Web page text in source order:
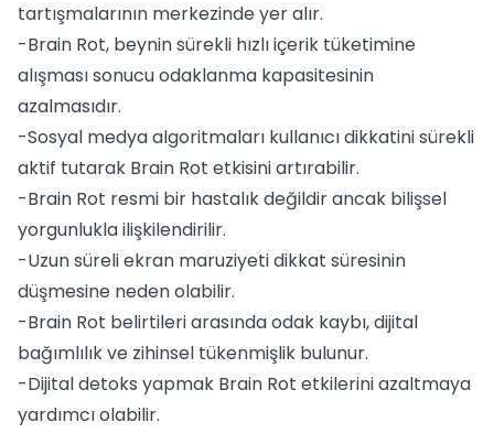
tartışmalarının merkezinde yer alır.
-Brain Rot, beynin sürekli hızlı içerik tüketimine
alışması sonucu odaklanma kapasitesinin
azalmasıdır.
-Sosyal medya algoritmaları kullanıcı dikkatini sürekli
aktif tutarak Brain Rot etkisini artırabilir.
-Brain Rot resmi bir hastalık değildir ancak bilişsel
yorgunlukla ilişkilendirilir.
-Uzun süreli ekran maruziyeti dikkat süresinin
düşmesine neden olabilir.
-Brain Rot belirtileri arasında odak kaybı, dijital
bağımlılık ve zihinsel tükenmişlik bulunur.
-Dijital detoks yapmak Brain Rot etkilerini azaltmaya
yardımcı olabilir.